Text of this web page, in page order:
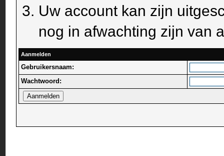
Uw account kan zijn
nog in afwachting zijn van
Aanmelden
Gebruikersnaam:
Wachtwoord: